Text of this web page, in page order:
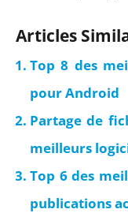
Articles
Top 8 des
pour Android
Partage de
meilleurs
Top 6 des
publications